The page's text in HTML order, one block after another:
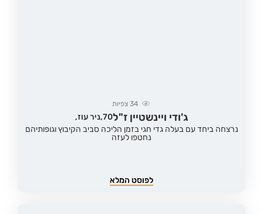
34צפיות
ג'ודי ויינשטיין ז"ל70, ניר עוז,
נרצחה ביחד עם בעלה גדי חגי בזמן הליכה סביב הקיבוץ וגופותיהם
נחטפו לעזה
לפוסט המלא